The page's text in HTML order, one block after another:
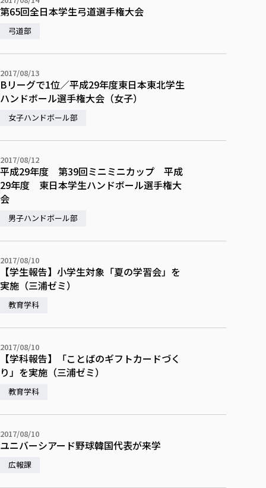
宿舎の紹介
学生生活サポート
社会人学生の育児支援（一時預かり）
学生総合補償制度
スポーツ傷害保険
第65回全日本学生弓道選手権大会
弓道部
2017/08/13
Bリーグで1位／平成29年度東日本東北学生
ハンドボール選手権大会（女子）
女子ハンドボール部
2017/08/12
平成29年度 第39回ミニミニカップ 平成
29年度 東日本学生ハンドボール選手権大
会
男子ハンドボール部
2017/08/10
【学生報告】小学生対象「夏の学習会」を
実施（三浦ゼミ）
教育学科
2017/08/10
【学科報告】「ことばのギフトカードづく
り」を実施（三浦ゼミ）
教育学科
2017/08/10
ユニバーシアード野球韓国代表が来学
広報課